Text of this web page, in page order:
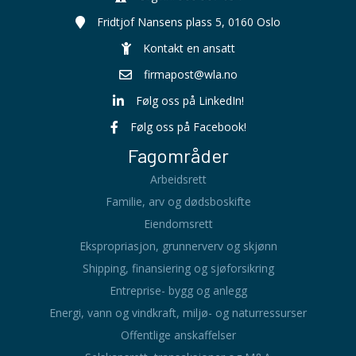
Fridtjof Nansens plass 5, 0160 Oslo
Kontakt en ansatt
firmapost@wla.no
Følg oss på LinkedIn!
Følg oss på Facebook!
Fagområder
Arbeidsrett
Familie, arv og dødsboskifte
Eiendomsrett
Ekspropriasjon, grunnerverv og skjønn
Shipping, finansiering og sjøforsikring
Entreprise- bygg og anlegg
Energi, vann og vindkraft, miljø- og naturressurser
Offentlige anskaffelser